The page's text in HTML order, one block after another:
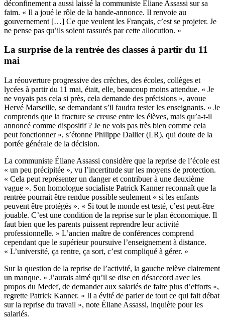
déconfinement a aussi laissé la communiste Éliane Assassi sur sa
faim. « Il a joué le rôle de la bande-annonce. Il renvoie au
gouvernement […] Ce que veulent les Français, c’est se projeter. Je
ne pense pas qu’ils soient rassurés par cette allocution. »
La surprise de la rentrée des classes à partir du 11
mai
La réouverture progressive des crèches, des écoles, collèges et
lycées à partir du 11 mai, était, elle, beaucoup moins attendue. « Je
ne voyais pas cela si près, cela demande des précisions », avoue
Hervé Marseille, se demandant s’il faudra tester les enseignants. « Je
comprends que la fracture se creuse entre les élèves, mais qu’a-t-il
annoncé comme dispositif ? Je ne vois pas très bien comme cela
peut fonctionner », s’étonne Philippe Dallier (LR), qui doute de la
portée générale de la décision.
La communiste Éliane Assassi considère que la reprise de l’école est
« un peu précipitée », vu l’incertitude sur les moyens de protection.
« Cela peut représenter un danger et contribuer à une deuxième
vague ». Son homologue socialiste Patrick Kanner reconnaît que la
rentrée pourrait être rendue possible seulement « si les enfants
peuvent être protégés ». « Si tout le monde est testé, c’est peut-être
jouable. C’est une condition de la reprise sur le plan économique. Il
faut bien que les parents puissent reprendre leur activité
professionnelle. » L’ancien maître de conférences comprend
cependant que le supérieur poursuive l’enseignement à distance.
« L’université, ça rentre, ça sort, c’est compliqué à gérer. »
Sur la question de la reprise de l’activité, la gauche relève clairement
un manque. « J’aurais aimé qu’il se dise en désaccord avec les
propos du Medef, de demander aux salariés de faire plus d’efforts »,
regrette Patrick Kanner. « Il a évité de parler de tout ce qui fait débat
sur la reprise du travail », note Éliane Assassi, inquiète pour les
salariés.